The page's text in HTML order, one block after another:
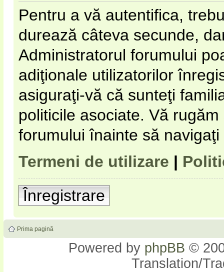
Pentru a vă autentifica,
durează câteva secunde,
Administratorul forumului
adiţionale utilizatorilor
asiguraţi-vă că sunteţi
politicile asociate. Vă
forumului înainte să
Termeni de utilizare |
Înregistrare
Prima pagină
Powered by phpBB ©
Translation/